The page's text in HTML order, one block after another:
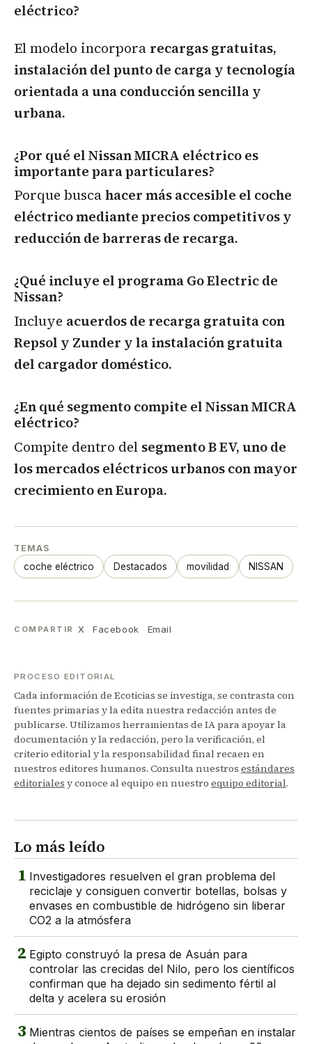
eléctrico?
El modelo incorpora recargas gratuitas,
instalación del punto de carga y tecnología
orientada a una conducción sencilla y
urbana.
¿Por qué el Nissan MICRA eléctrico es
importante para particulares?
Porque buscahacer más accesible el coche
eléctrico mediante precios competitivos y
reducción de barreras de recarga.
¿Qué incluye el programa Go Electric de
Nissan?
Incluye acuerdos de recarga gratuita con
Repsol y Zunder y la instalación gratuita
del cargador doméstico.
¿En qué segmento compite el Nissan MICRA
eléctrico?
Compite dentro del segmento B EV, uno de
los mercados eléctricos urbanos con mayor
crecimiento en Europa.
TEMAS
coche eléctrico Destacados movilidad NISSAN
COMPARTIR X Facebook Email
PROCESO EDITORIAL
Cada información de Ecoticias se investiga, se contrasta con
fuentes primarias y la edita nuestra redacción antes de
publicarse. Utilizamos herramientas de IA para apoyar la
documentación y la redacción, pero la verificación, el
criterio editorial y la responsabilidad final recaen en
nuestros editores humanos. Consulta nuestros estándares
editoriales y conoce al equipo en nuestro equipo editorial.
Lo más leído
1 Investigadores resuelven el gran problema del
reciclaje y consiguen convertir botellas, bolsas y
envases en combustible de hidrógeno sin liberar
CO2 a la atmósfera
2 Egipto construyó la presa de Asuán para
controlar las crecidas del Nilo, pero los científicos
confirman que ha dejado sin sedimento fértil al
delta y acelera su erosión
3 Mientras cientos de países se empeñan en instalar